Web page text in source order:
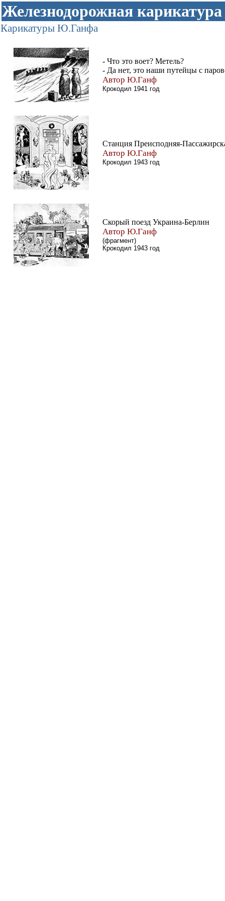
Железнодорожная карикатура
Карикатуры Ю.Ганфа
- Что это воет? Метель?
- Да нет, это наши путейцы с
Автор Ю.Ганф
Крокодил 1941 год
Станция Преисподняя-
Автор Ю.Ганф
Крокодил 1943 год
Скорый поезд Украина-Берлин
Автор Ю.Ганф
(фрагмент)
Крокодил 1943 год